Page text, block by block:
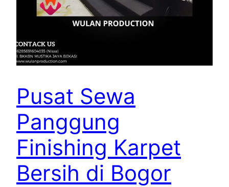
Pusat Sewa
Panggung
Finishing Karpet
Bersih di Bogor